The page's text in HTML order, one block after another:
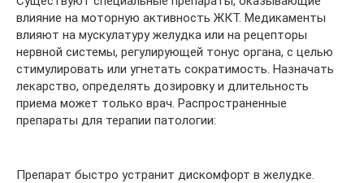
влияние на моторную активность ЖКТ. Медикаменты
влияют на мускулатуру желудка или на рецепторы
нервной системы, регулирующей тонус органа, с целью
стимулировать или угнетать сократимость. Назначать
лекарство, определять дозировку и длительность
приема может только врач. Распространенные
препараты для терапии патологии:
Препарат быстро устранит дискомфорт в желудке.